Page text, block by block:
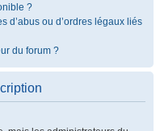
?
d’abus ou d’ordres légaux liés
du forum ?